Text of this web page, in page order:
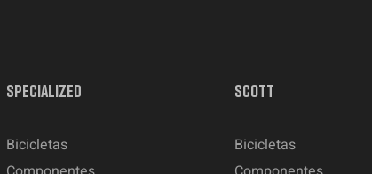
SPECIALIZED
Bicicletas
SCOTT
Bicicletas